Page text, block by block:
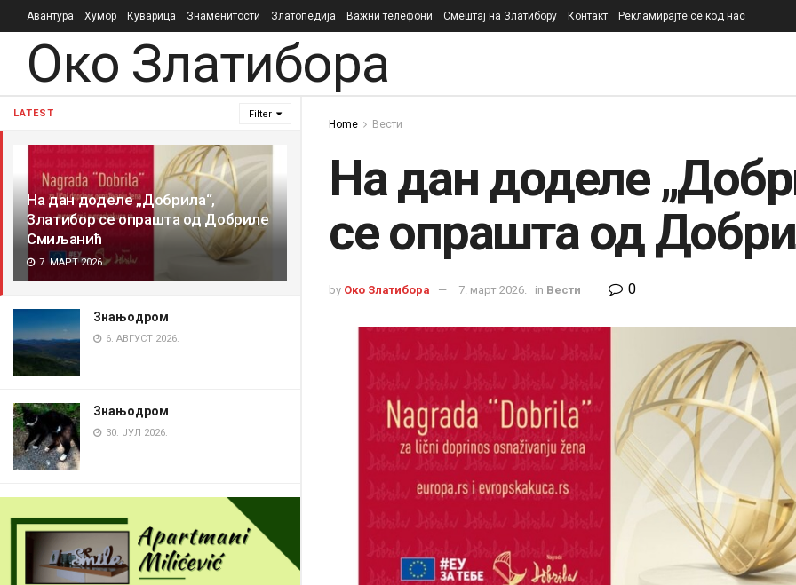
LATEST Filter
На дан доделе „Добрила“,
Златибор се опрашта од Добриле
Смиљанић
7. МАРТ 2026.
Знањодром
6. АВГУСТ 2026.
Знањодром
30. ЈУЛ 2026.
Авантура Хумор Куварица Знаменитости Златопедија Важни телефони Смештај на Златибору Контакт Рекламирајте се код нас
Око Златибора
Home Вести
На дан доделе
се опрашта од
by Око Златибора 7. март 2026. in Вести 0